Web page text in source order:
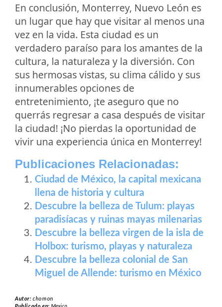
En conclusión, Monterrey, Nuevo León es
un lugar que hay que visitar al menos una
vez en la vida. Esta ciudad es un
verdadero paraíso para los amantes de la
cultura, la naturaleza y la diversión. Con
sus hermosas vistas, su clima cálido y sus
innumerables opciones de
entretenimiento, ¡te aseguro que no
querrás regresar a casa después de visitar
la ciudad! ¡No pierdas la oportunidad de
vivir una experiencia única en Monterrey!
Publicaciones Relacionadas:
Ciudad de México, la capital mexicana
llena de historia y cultura
Descubre la belleza de Tulum: playas
paradisíacas y ruinas mayas milenarias
Descubre la belleza virgen de la isla de
Holbox: turismo, playas y naturaleza
Descubre la belleza colonial de San
Miguel de Allende: turismo en México
Autor:chomon